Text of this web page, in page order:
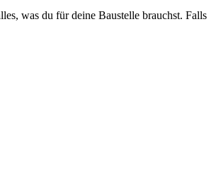
was du für deine Baustelle brauchst. Falls